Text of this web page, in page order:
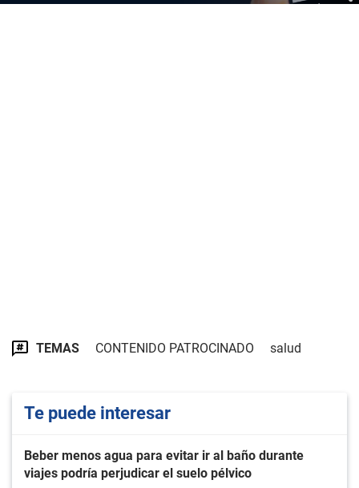
TEMAS CONTENIDO PATROCINADO salud
Te puede interesar
Beber menos agua para evitar ir al baño durante
viajes podría perjudicar el suelo pélvico